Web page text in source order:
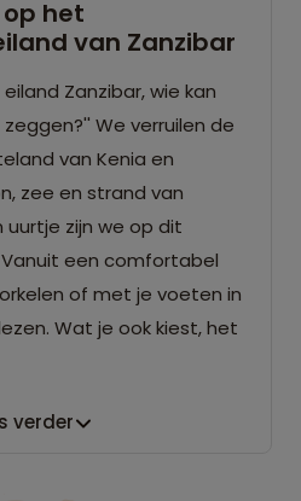
het
van Zanzibar
Zanzibar, wie kan
We verruilen de
van Kenia en
zee en strand van
uurtje zijn we op dit
een comfortabel
of met je voeten in
Wat je ook kiest, het
verder